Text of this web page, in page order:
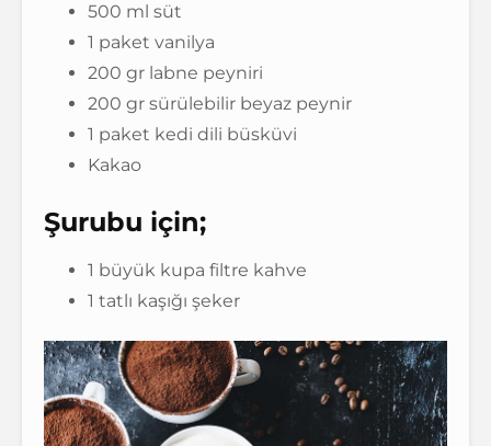
500 ml süt
1 paket vanilya
200 gr labne peyniri
200 gr sürülebilir beyaz peynir
1 paket kedi dili büsküvi
Kakao
Şurubu için;
1 büyük kupa filtre kahve
1 tatlı kaşığı şeker